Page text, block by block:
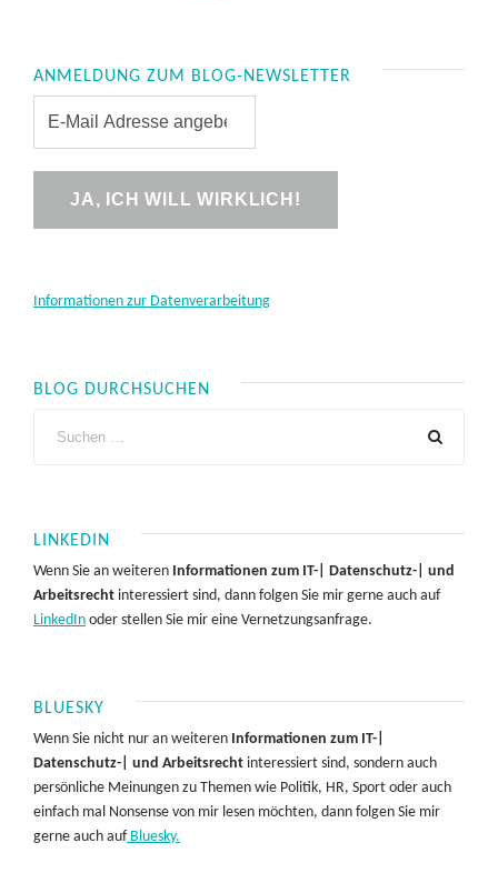
ANMELDUNG ZUM BLOG-NEWSLETTER
Informationen zur Datenverarbeitung
BLOG DURCHSUCHEN
LINKEDIN
Wenn Sie an weiteren Informationen zum IT-| Datenschutz-| und
Arbeitsrecht interessiert sind, dann folgen Sie mir gerne auch auf
LinkedIn oder stellen Sie mir eine Vernetzungsanfrage.
BLUESKY
Wenn Sie nicht nur an weiteren Informationen zum IT-|
Datenschutz-| und Arbeitsrecht interessiert sind, sondern auch
persönliche Meinungen zu Themen wie Politik, HR, Sport oder auch
einfach mal Nonsense von mir lesen möchten, dann folgen Sie mir
gerne auch aufBluesky.